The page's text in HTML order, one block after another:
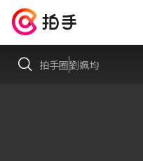
拍手圈劉姵均